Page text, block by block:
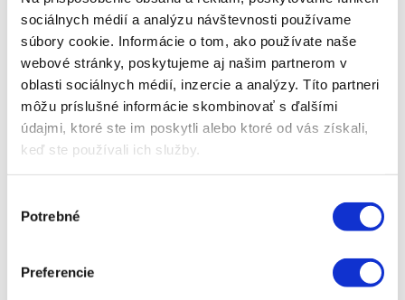
sociálnych médií a analýzu návštevnosti používame
súbory cookie. Informácie o tom, ako používate naše
webové stránky, poskytujeme aj našim partnerom v
oblasti sociálnych médií, inzercie a analýzy. Títo partneri
môžu príslušné informácie skombinovať s ďalšími
údajmi, ktoré ste im poskytli alebo ktoré od vás získali,
keď ste používali ich služby.
súhlasu
Potrebné
Preferencie
veľkosť a tvar, vo všeobecnosti sa odporúča, aby
dlhšia strana pozemku bola v smere vrstevníc.
Pôde pomôžete aj správnym výberom
pestovaných plodín a ich striedaním. Počas
rizikového obdobia je vhodné striedať pestované
ochrany pôdy aj vykonanie